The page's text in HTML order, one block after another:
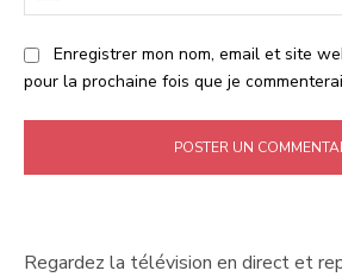
Enregistrer mon nom, email et site
pour la prochaine fois que je
Regardez la télévision en direct et